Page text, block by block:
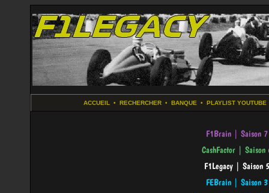
ACCUEIL • RECHERCHER• BANQUE • PLAYLIST YOUTUBE